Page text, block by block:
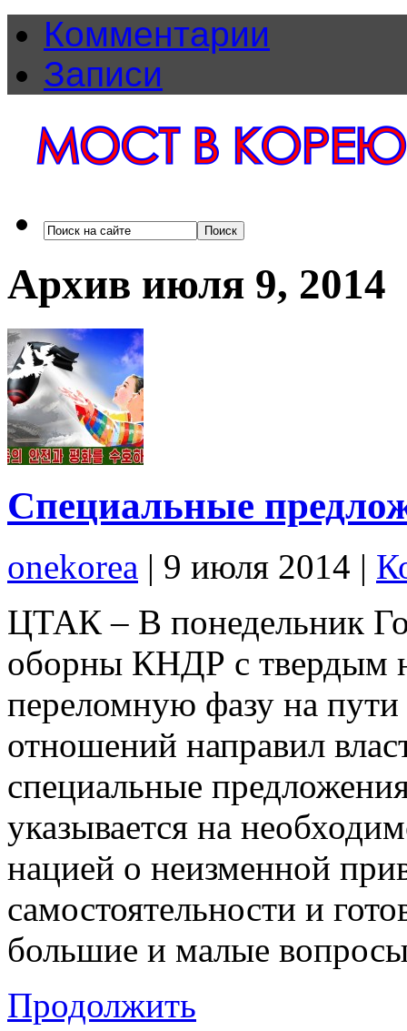
Комментарии
Записи
Архив июля 9, 2014
Специальные
onekorea | 9 июля 2014 |
ЦТАК – В понедельник
оборны КНДР с твердым
переломную фазу на
отношений направил
специальные
указывается на
нацией о неизменной
самостоятельности и
большие и малые
Продолжить